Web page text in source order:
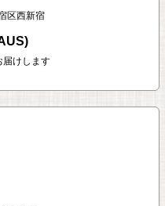
区西新宿
届けします